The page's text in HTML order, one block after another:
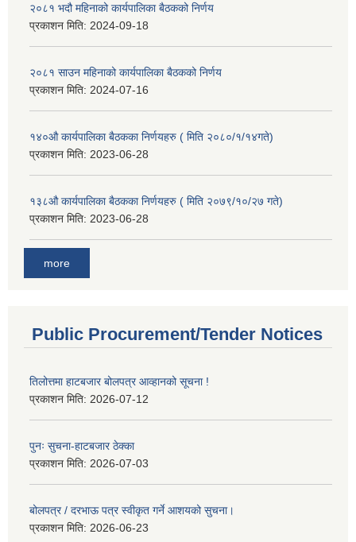
२०८१ भदौ महिनाको कार्यपालिका बैठकको निर्णय
प्रकाशन मिति: 2024-09-18
२०८१ साउन महिनाको कार्यपालिका बैठकको निर्णय
प्रकाशन मिति: 2024-07-16
१४०औ कार्यपालिका बैठकका निर्णयहरु ( मिति २०८०/१/१४गते)
प्रकाशन मिति: 2023-06-28
१३८औ कार्यपालिका बैठकका निर्णयहरु ( मिति २०७९/१०/२७ गते)
प्रकाशन मिति: 2023-06-28
more
Public Procurement/Tender Notices
तिलोत्तमा हाटबजार बोलपत्र आव्हानको सूचना !
प्रकाशन मिति: 2026-07-12
पुनः सुचना-हाटबजार ठेक्का
प्रकाशन मिति: 2026-07-03
बोलपत्र / दरभाऊ पत्र स्वीकृत गर्ने आशयको सुचना।
प्रकाशन मिति: 2026-06-23